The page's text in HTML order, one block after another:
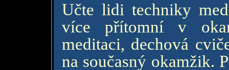
Učte lidi techniky
více přítomní v
meditaci, dechová
na současný okamžik.